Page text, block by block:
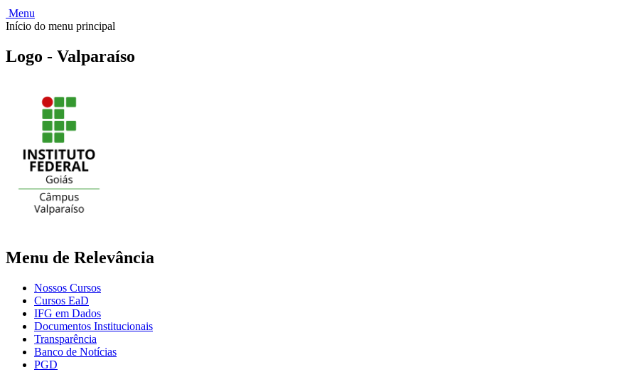
Menu
Início do menu principal
Logo - Valparaíso
Menu de Relevância
Nossos Cursos
Cursos EaD
IFG em Dados
Documentos Institucionais
Transparência
Banco de Notícias
PGD